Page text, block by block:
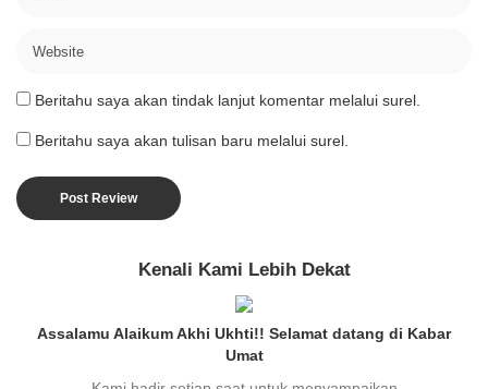
Beritahu saya akan tindak lanjut komentar melalui surel.
Beritahu saya akan tulisan baru melalui surel.
Kenali Kami Lebih Dekat
Assalamu Alaikum Akhi Ukhti!! Selamat datang di Kabar
Umat